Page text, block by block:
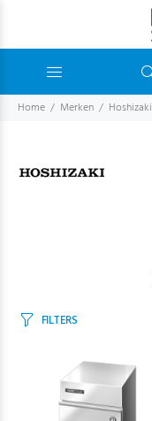
Home Merken Hoshizaki
FILTERS